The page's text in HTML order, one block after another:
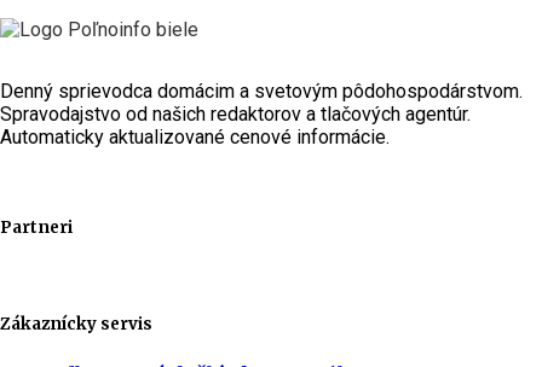
Denný sprievodca domácim a svetovým pôdohospodárstvom.
Spravodajstvo od našich redaktorov a tlačových agentúr.
Automaticky aktualizované cenové informácie.
Partneri
Zákaznícky servis